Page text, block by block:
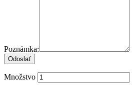
Poznámka:
Odoslať
Množstvo